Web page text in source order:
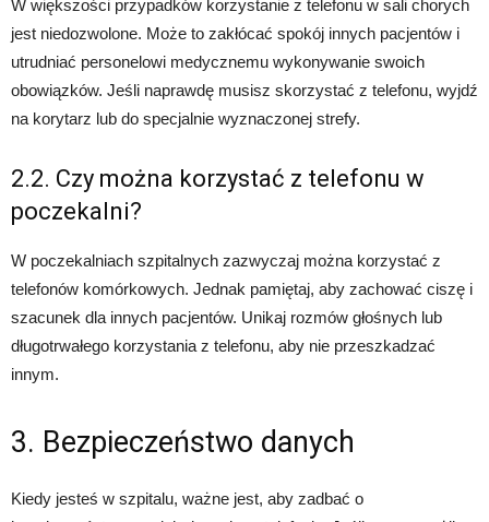
W większości przypadków korzystanie z telefonu w sali chorych
jest niedozwolone. Może to zakłócać spokój innych pacjentów i
utrudniać personelowi medycznemu wykonywanie swoich
obowiązków. Jeśli naprawdę musisz skorzystać z telefonu, wyjdź
na korytarz lub do specjalnie wyznaczonej strefy.
2.2. Czy można korzystać z telefonu w
poczekalni?
W poczekalniach szpitalnych zazwyczaj można korzystać z
telefonów komórkowych. Jednak pamiętaj, aby zachować ciszę i
szacunek dla innych pacjentów. Unikaj rozmów głośnych lub
długotrwałego korzystania z telefonu, aby nie przeszkadzać
innym.
3. Bezpieczeństwo danych
Kiedy jesteś w szpitalu, ważne jest, aby zadbać o